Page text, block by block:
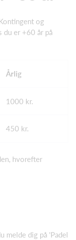
og
du er +60 år på
Årlig
1000 kr.
450 kr.
hvorefter
melde dig på 'Padel